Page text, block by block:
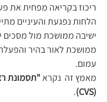
ריכוז בקריאה מפחית את
הלחות נפגעת והעיניים
ישיבה ממושכת מול מסכים
ממושכת לאור בהיר
עמום.
מאמץ זה  נקרא "תסמונת
(CVS)
.